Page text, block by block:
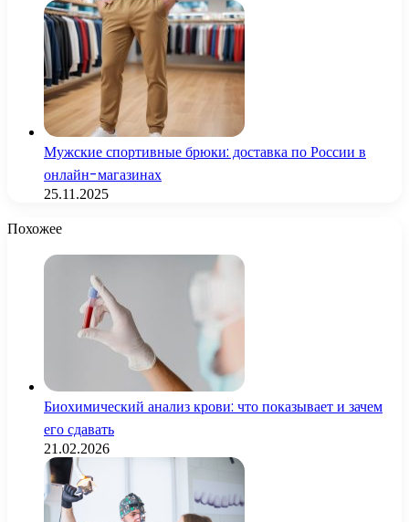
Мужские спортивные брюки: доставка по России в
онлайн-магазинах
25.11.2025
Похожее
Биохимический анализ крови: что показывает и зачем
его сдавать
21.02.2026